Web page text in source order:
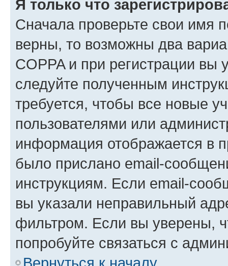
Я только что
Сначала проверьте свои имя
верны, то возможны два
COPPA и при регистрации вы
следуйте полученным
требуется, чтобы все новые
пользователями или
информация отображается в
было прислано email-
инструкциям. Если email-
вы указали неправильный
фильтром. Если вы уверены,
попробуйте связаться с
Вернуться к началу